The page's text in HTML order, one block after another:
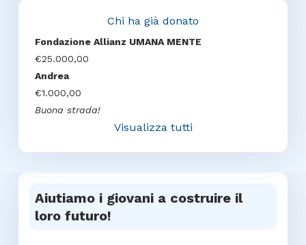
Chi ha già donato
Fondazione Allianz UMANA MENTE
€25.000,00
Andrea
€1.000,00
Buona strada!
Visualizza tutti
Aiutiamo i giovani a costruire il
loro futuro!